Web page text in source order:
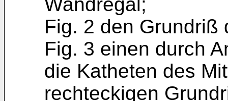
Fig. 2 den Grundriß
Fig. 3 einen durch
die Katheten des
rechteckigen